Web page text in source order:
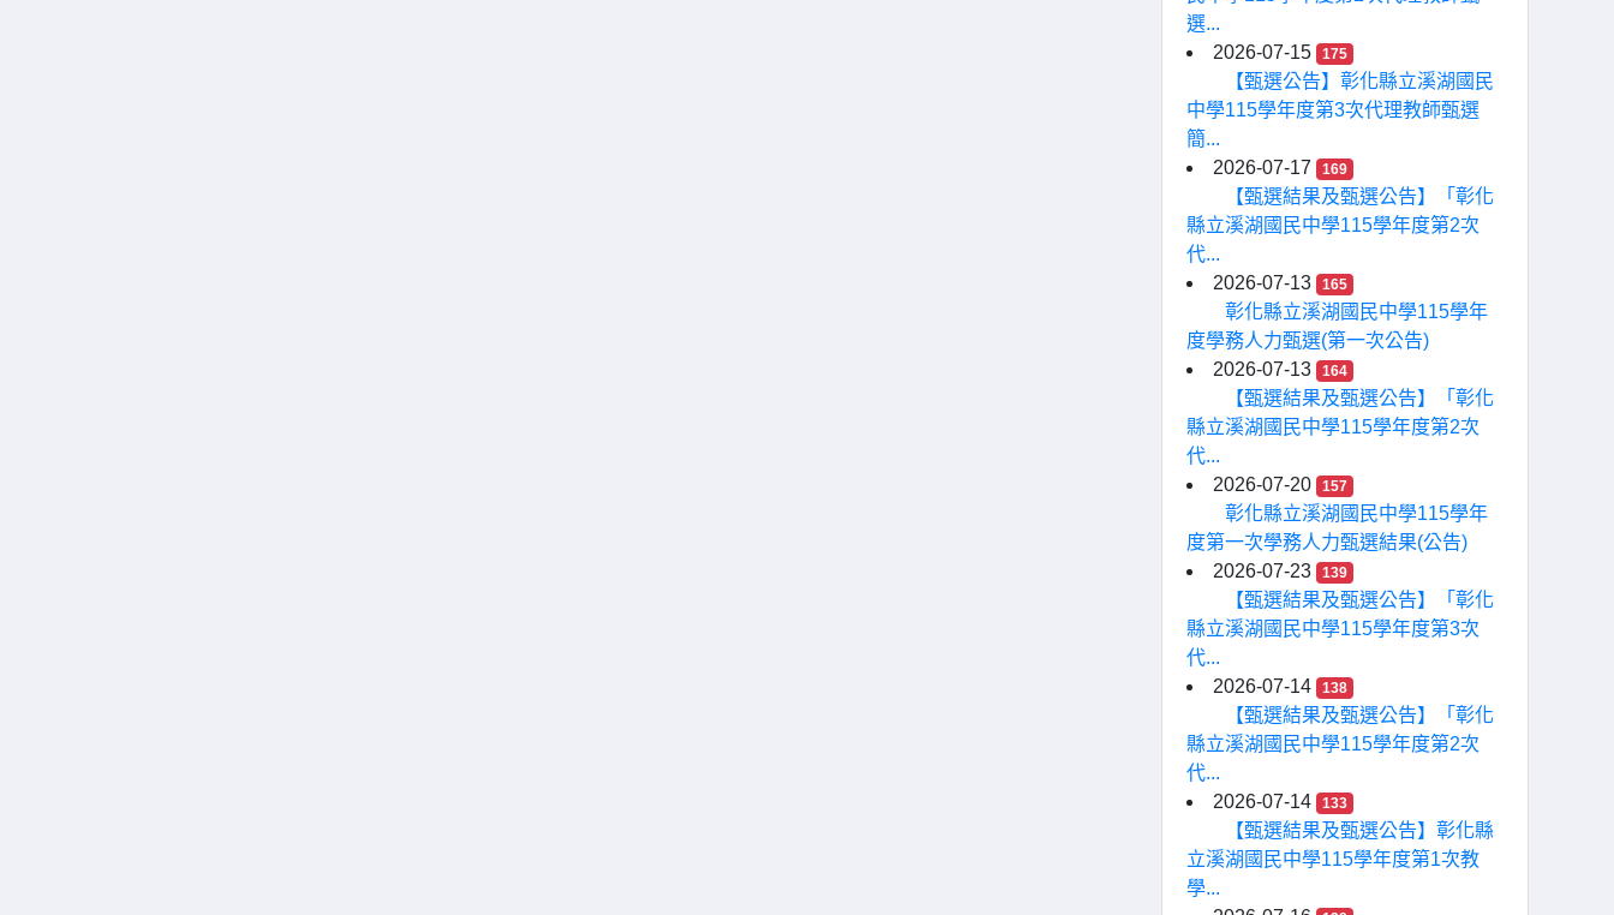
選...
2026-07-15
175
【甄選公告】彰化縣立溪湖國民
中學115學年度第3次代理教師甄選
簡...
2026-07-17
169
【甄選結果及甄選公告】「彰化
縣立溪湖國民中學115學年度第2次
代...
2026-07-13
165
彰化縣立溪湖國民中學115學年
度學務人力甄選(第一次公告)
2026-07-13
164
【甄選結果及甄選公告】「彰化
縣立溪湖國民中學115學年度第2次
代...
2026-07-20
157
彰化縣立溪湖國民中學115學年
度第一次學務人力甄選結果(公告)
2026-07-23
139
【甄選結果及甄選公告】「彰化
縣立溪湖國民中學115學年度第3次
代...
2026-07-14
138
【甄選結果及甄選公告】「彰化
縣立溪湖國民中學115學年度第2次
代...
2026-07-14
133
【甄選結果及甄選公告】彰化縣
立溪湖國民中學115學年度第1次教
學...